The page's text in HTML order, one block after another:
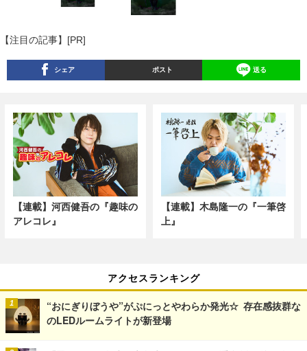
【注目の記事】[PR]
シェア ポスト 送る
【連載】河西健吾の『趣味の
アレコレ』
【連載】木島隆一の『一筆啓
上』
アクセスランキング
“おにぎりぼうや”がぷにっとやわらか発光☆ 存在感抜群な
のLEDルームライトが新登場